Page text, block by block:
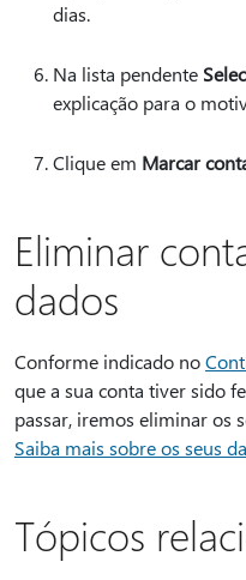
dias.
Na lista pendente
explicação para o
Clique em Marcar
Eliminar
dados
Conforme indicado no
que a sua conta tiver sido
passar, iremos eliminar os
Saiba mais sobre os seus
Tópicos